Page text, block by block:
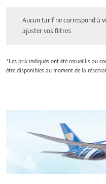
Aucun tarif ne correspond à
ajuster vos filtres.
*Les prix indiqués ont été recueillis au
être disponibles au moment de la